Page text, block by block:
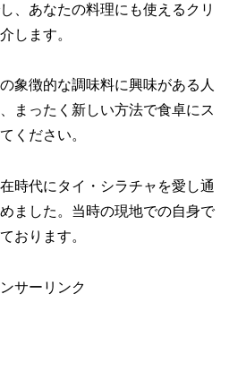
し、あなたの料理にも使えるクリ
します。
象徴的な調味料に興味がある人
まったく新しい方法で食卓にス
ください。
時代にタイ・シラチャを愛し通
ました。当時の現地での自身で
おります。
サーリンク